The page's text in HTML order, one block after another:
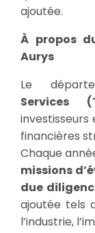
ajoutée.
À propos
Aurys
Le
Services
investisseurs
financières
Chaque
missions
due
ajoutée tels
l’industrie,